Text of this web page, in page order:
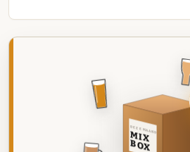
DEZE MAAND
MIX
BOX